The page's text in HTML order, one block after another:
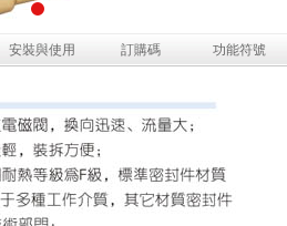
安裝與使用 訂購碼 功能符號